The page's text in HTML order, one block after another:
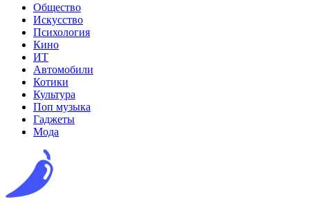
Общество
Искусство
Психология
Кино
ИТ
Автомобили
Котики
Культура
Поп музыка
Гаджеты
Мода